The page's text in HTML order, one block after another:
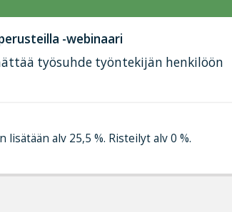
-webinaari
työsuhde työntekijän henkilöön
alv 25,5 %. Risteilyt alv 0 %.